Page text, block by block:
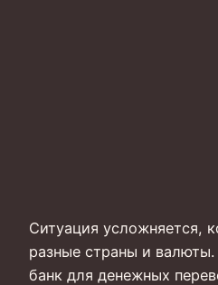
Ситуация усложняется,
разные страны и
банк для денежных